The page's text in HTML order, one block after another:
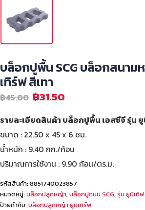
บล็อกปูพื้น SCG บล็อกสนาม
เทิร์ฟ สีเทา
฿45.00 ฿31.50
รายละเอียดสินค้า บล็อกปูพื้น เอสซีจี รุ่น
ขนาด : 22.50 x 45 x 6 ซม.
น้ำหนัก : 9.40 กก./ก้อน
ปริมาณการใช้งาน : 9.90 ก้อน/ตร.ม.
รหัสสินค้า:8851740023857
หมวดหมู่:บล็อกปลูกหญ้า, บล็อกปูถนน SCG, รุ่น ยูนิเทิฟ
ป้ายกำกับ:บล็อกปลูกหญ้า ยูนิเทิร์ฟ